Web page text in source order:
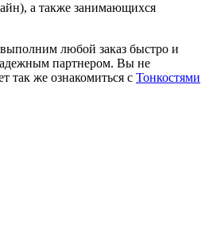
а также занимающихся
любой заказ быстро и
партнером. Вы не
так же ознакомиться с Тонкостями